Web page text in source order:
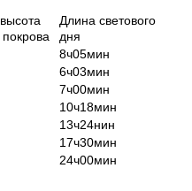
Длина светового
дня
8ч05мин
6ч03мин
7ч00мин
10ч18мин
13ч24нин
17ч30мин
24ч00мин